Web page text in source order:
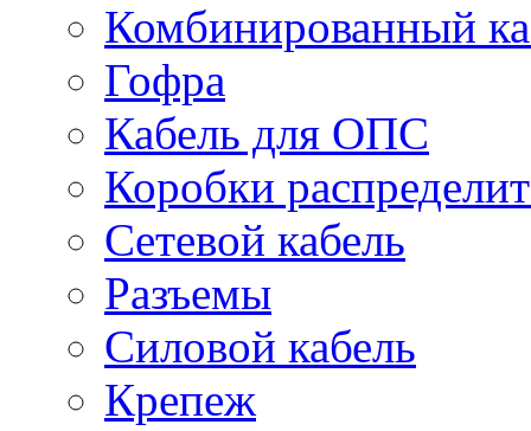
Комбинированный
Гофра
Кабель для ОПС
Коробки
Сетевой кабель
Разъемы
Силовой кабель
Крепеж